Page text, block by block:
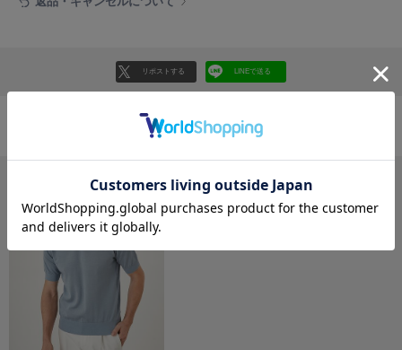
ジェラート ピケ キャットアンドドッグ
gelato pique Sleep
ジェラート ピケ スリープ
GRAMICCI
グラミチ
リポストする LINEで送る